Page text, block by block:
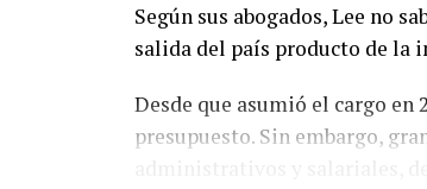
Según sus abogados, Lee no
salida del país producto de la
Desde que asumió el cargo en
presupuesto. Sin embargo,